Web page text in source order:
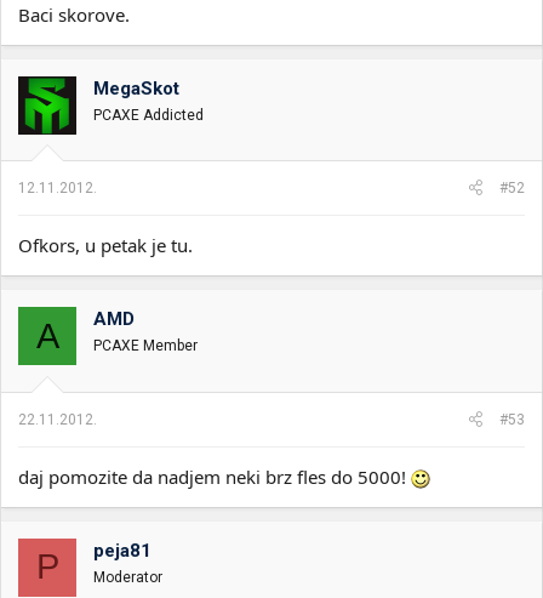
j
Baci skorove.
MegaSkot
PCAXE Addicted
12.11.2012. #52
Ofkors, u petak je tu.
A AMD
PCAXE Member
22.11.2012. #53
daj pomozite da nadjem neki brz fles do 5000!
P peja81
Moderator